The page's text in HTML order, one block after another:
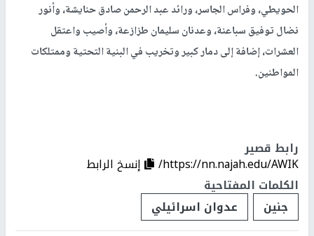
الحويطي، وفراس الجاسر، ورائد عبد الرحمن صادق حنايشة، وأنور
نضال توفيق سباعنة، وعدنان سليمان طزازعة، وأصيب واعتقل
العشرات، إضافة إلى دمار كبير وتخريب في البنية التحتية وممتلكات
المواطنين.
رابط قصير
https://nn.najah.edu/AWIK/
إنسخ الرابط
الكلمات المفتاحية
جنين
عدوان اسرائيلي